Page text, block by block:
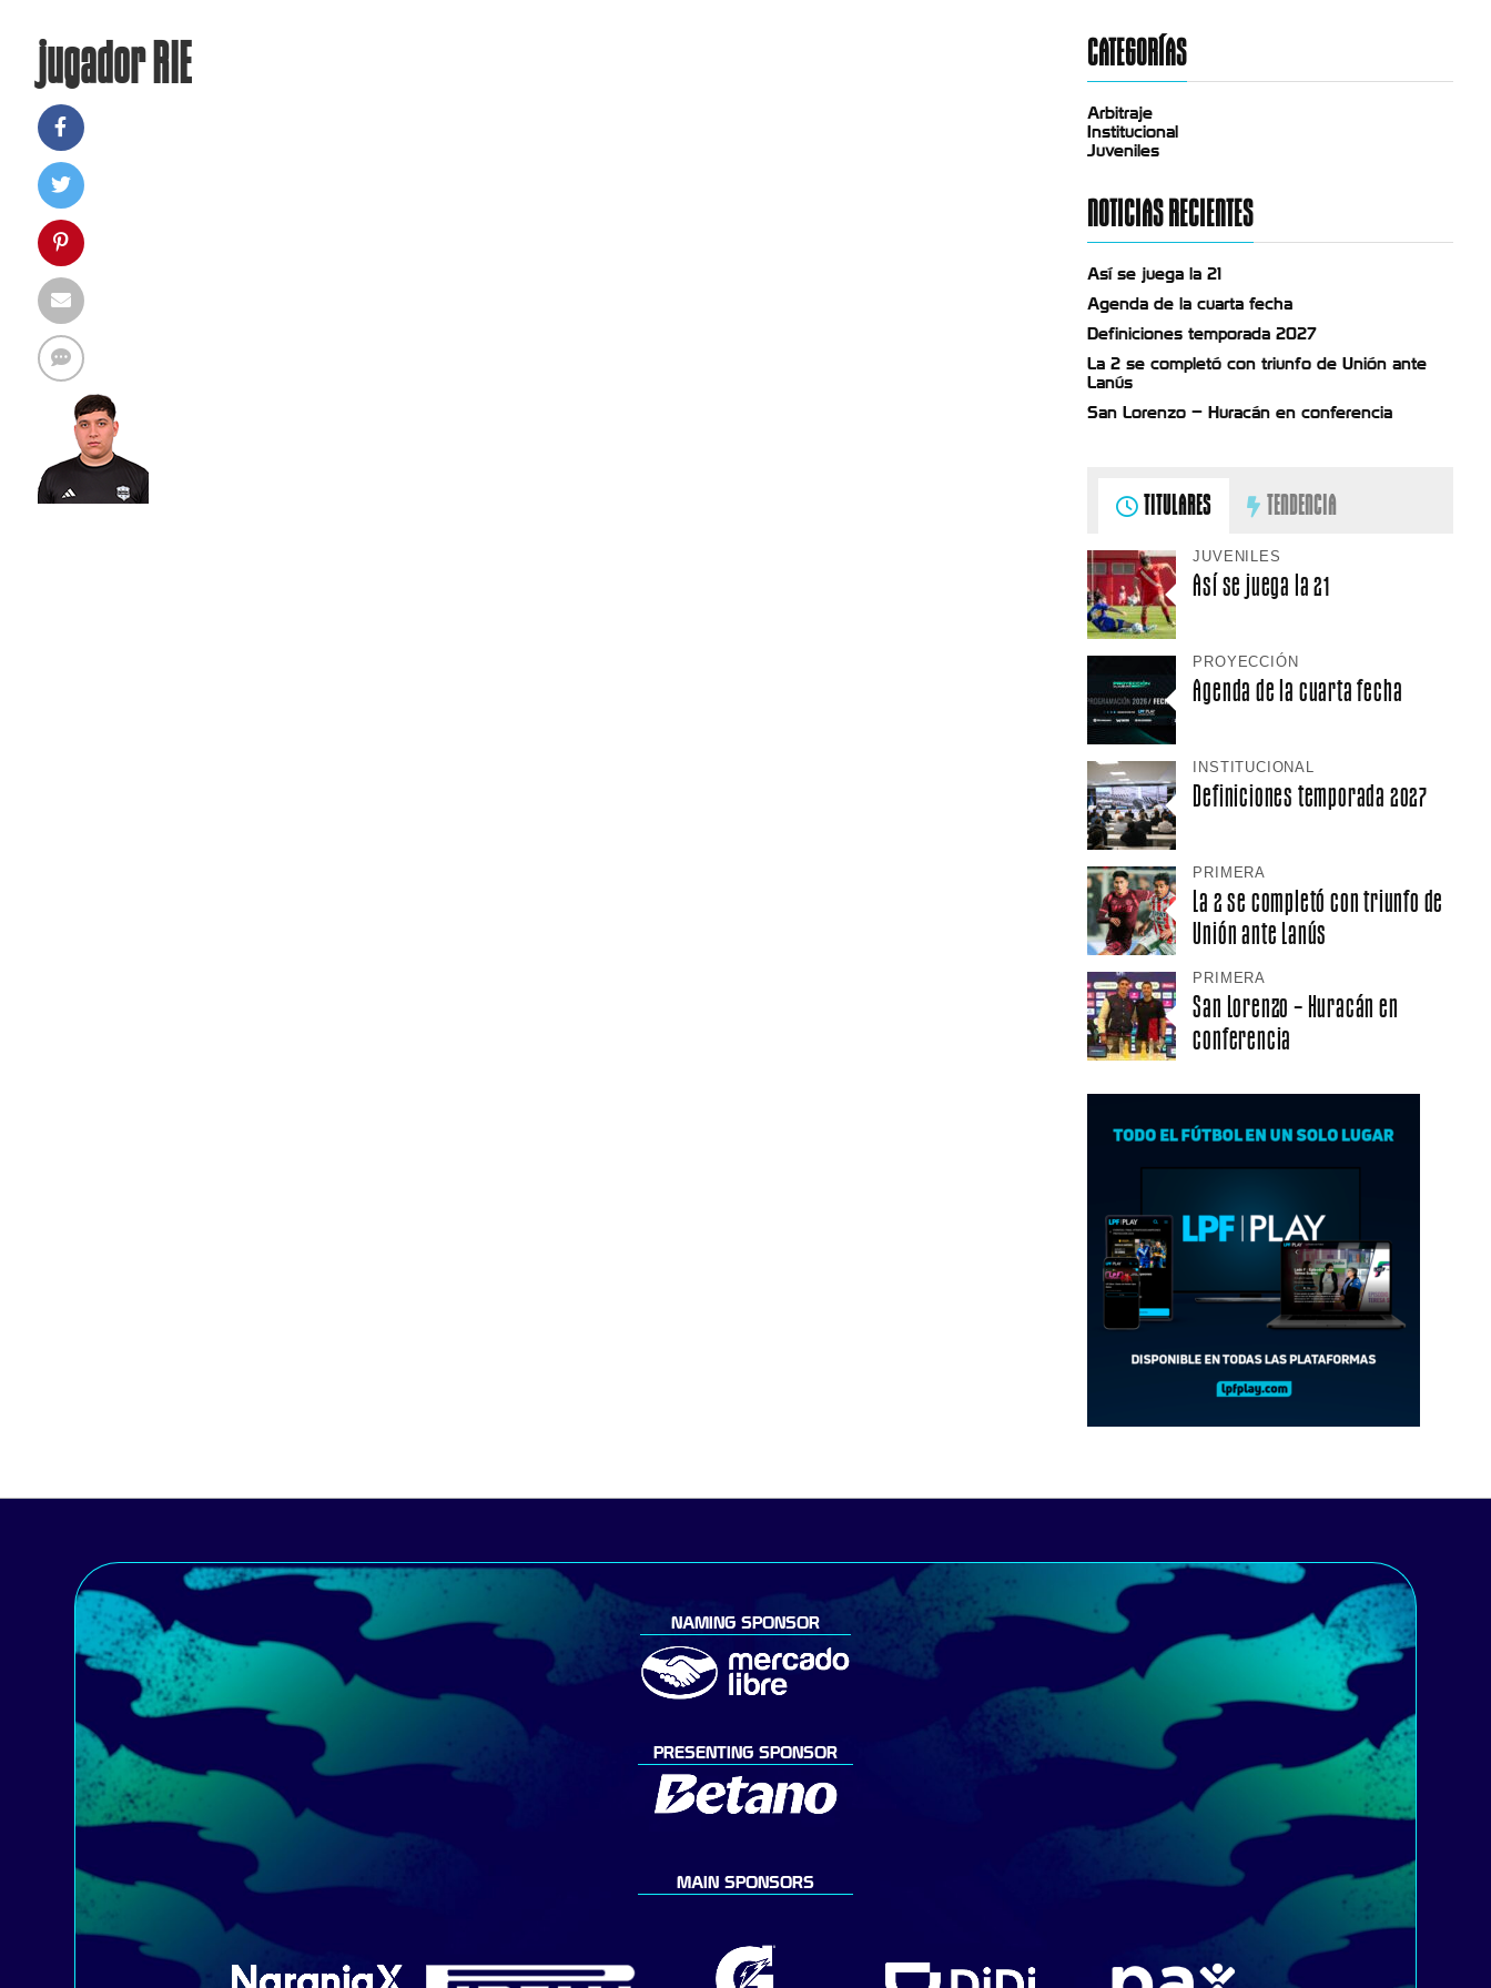
jugador RIE CATEGORÍAS
Arbitraje
Institucional
Juveniles
NOTICIAS RECIENTES
Así se juega la 21
Agenda de la cuarta fecha
Definiciones temporada 2027
La 2 se completó con triunfo de Unión ante
Lanús
San Lorenzo – Huracán en conferencia
TITULARES TENDENCIA
JUVENILES
Así se juega la 21
PROYECCIÓN
Agenda de la cuarta fecha
INSTITUCIONAL
Definiciones temporada 2027
PRIMERA
La 2 se completó con triunfo de
Unión ante Lanús
PRIMERA
San Lorenzo – Huracán en
conferencia
NAMING SPONSOR
PRESENTING SPONSOR
MAIN SPONSORS